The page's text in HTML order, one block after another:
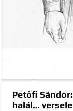
Petőfi
halál…